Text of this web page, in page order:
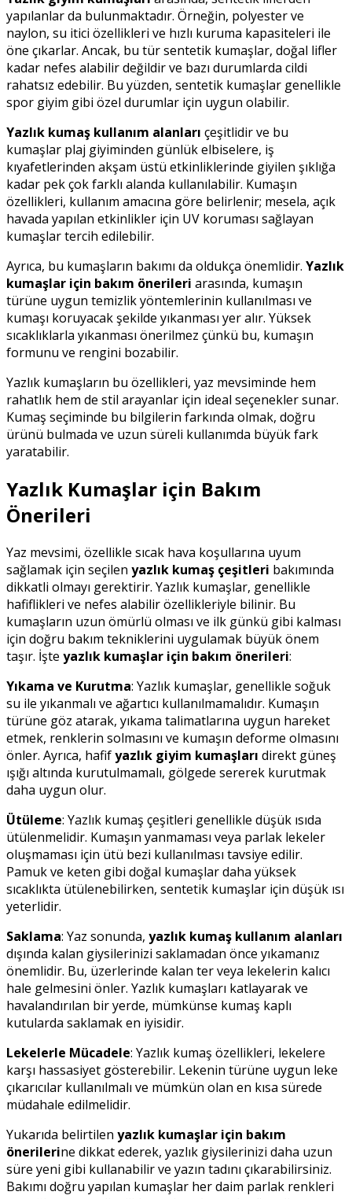
yapılanlar da bulunmaktadır. Örneğin, polyester ve
naylon, su itici özellikleri ve hızlı kuruma kapasiteleri ile
öne çıkarlar. Ancak, bu tür sentetik kumaşlar, doğal lifler
kadar nefes alabilir değildir ve bazı durumlarda cildi
rahatsız edebilir. Bu yüzden, sentetik kumaşlar genellikle
spor giyim gibi özel durumlar için uygun olabilir.
Yazlık kumaş kullanım alanları çeşitlidir ve bu
kumaşlar plaj giyiminden günlük elbiselere, iş
kıyafetlerinden akşam üstü etkinliklerinde giyilen şıklığa
kadar pek çok farklı alanda kullanılabilir. Kumaşın
özellikleri, kullanım amacına göre belirlenir; mesela, açık
havada yapılan etkinlikler için UV koruması sağlayan
kumaşlar tercih edilebilir.
Ayrıca, bu kumaşların bakımı da oldukça önemlidir. Yazlık
kumaşlar için bakım önerileri arasında, kumaşın
türüne uygun temizlik yöntemlerinin kullanılması ve
kumaşı koruyacak şekilde yıkanması yer alır. Yüksek
sıcaklıklarla yıkanması önerilmez çünkü bu, kumaşın
formunu ve rengini bozabilir.
Yazlık kumaşların bu özellikleri, yaz mevsiminde hem
rahatlık hem de stil arayanlar için ideal seçenekler sunar.
Kumaş seçiminde bu bilgilerin farkında olmak, doğru
ürünü bulmada ve uzun süreli kullanımda büyük fark
yaratabilir.
Yazlık Kumaşlar için Bakım
Önerileri
Yaz mevsimi, özellikle sıcak hava koşullarına uyum
sağlamak için seçilen yazlık kumaş çeşitleri bakımında
dikkatli olmayı gerektirir. Yazlık kumaşlar, genellikle
hafiflikleri ve nefes alabilir özellikleriyle bilinir. Bu
kumaşların uzun ömürlü olması ve ilk günkü gibi kalması
için doğru bakım tekniklerini uygulamak büyük önem
taşır. İşte yazlık kumaşlar için bakım önerileri:
Yıkama ve Kurutma: Yazlık kumaşlar, genellikle soğuk
su ile yıkanmalı ve ağartıcı kullanılmamalıdır. Kumaşın
türüne göz atarak, yıkama talimatlarına uygun hareket
etmek, renklerin solmasını ve kumaşın deforme olmasını
önler. Ayrıca, hafifyazlık giyim kumaşları direkt güneş
ışığı altında kurutulmamalı, gölgede sererek kurutmak
daha uygun olur.
Ütüleme: Yazlık kumaş çeşitleri genellikle düşük ısıda
ütülenmelidir. Kumaşın yanmaması veya parlak lekeler
oluşmaması için ütü bezi kullanılması tavsiye edilir.
Pamuk ve keten gibi doğal kumaşlar daha yüksek
sıcaklıkta ütülenebilirken, sentetik kumaşlar için düşük ısı
yeterlidir.
Saklama: Yaz sonunda, yazlık kumaş kullanım alanları
dışında kalan giysilerinizi saklamadan önce yıkamanız
önemlidir. Bu, üzerlerinde kalan ter veya lekelerin kalıcı
hale gelmesini önler. Yazlık kumaşları katlayarak ve
havalandırılan bir yerde, mümkünse kumaş kaplı
kutularda saklamak en iyisidir.
Lekelerle Mücadele: Yazlık kumaş özellikleri, lekelere
karşı hassasiyet gösterebilir. Lekenin türüne uygun leke
çıkarıcılar kullanılmalı ve mümkün olan en kısa sürede
müdahale edilmelidir.
Yukarıda belirtilen yazlık kumaşlar için bakım
önerilerine dikkat ederek, yazlık giysilerinizi daha uzun
süre yeni gibi kullanabilir ve yazın tadını çıkarabilirsiniz.
Bakımı doğru yapılan kumaşlar her daim parlak renkleri